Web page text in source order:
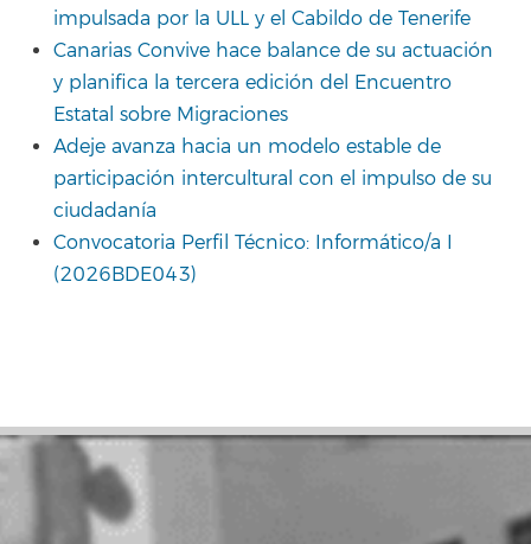
impulsada por la ULL y el Cabildo de Tenerife
Canarias Convive hace balance de su actuación
y planifica la tercera edición del Encuentro
Estatal sobre Migraciones
Adeje avanza hacia un modelo estable de
participación intercultural con el impulso de su
ciudadanía
Convocatoria Perfil Técnico: Informático/a I
(2026BDE043)